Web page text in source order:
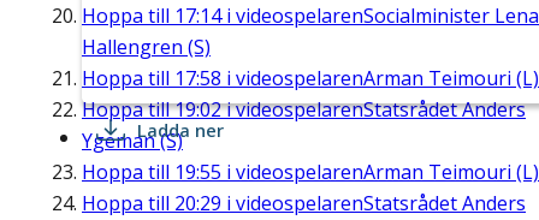
Hoppa till 17:14i videospelarenSocialminister Lena
Hallengren (S)
Hoppa till 17:58 i videospelarenArman Teimouri (L)
Hoppa till19:02i videospelarenStatsrådet Anders
Ygeman (S)
Hoppa till 19:55 i videospelarenArman Teimouri (L)
Hoppa till 20:29 i videospelarenStatsrådet Anders
Ladda ner